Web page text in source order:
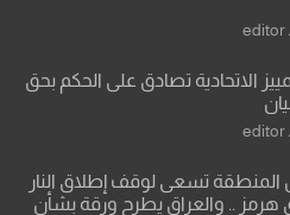
editor
الاتحادية تصادق على الحكم بحق
editor
تسعى لوقف إطلاق النار
هرمز .. والعراق يطرح ورقة بشأن